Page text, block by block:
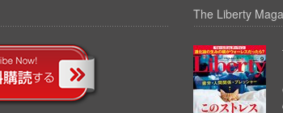
The Liberty